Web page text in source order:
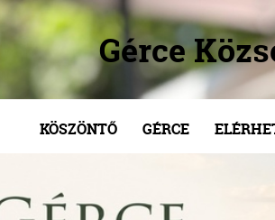
Gérce
KÖSZÖNTŐ GÉRCE